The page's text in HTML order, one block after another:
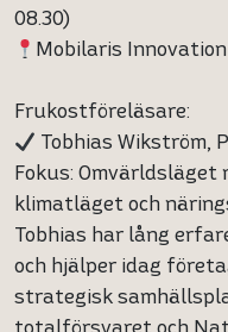
08.30)
Mobilaris
Frukostföreläsare:
Tobhias Wikström,
Fokus: Omvärldsläget
klimatläget och
Tobhias har lång
och hjälper idag
strategisk
totalförsvaret och